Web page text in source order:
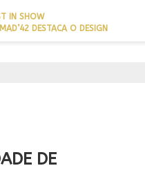
IN SHOW
DESTACA O DESIGN
DE